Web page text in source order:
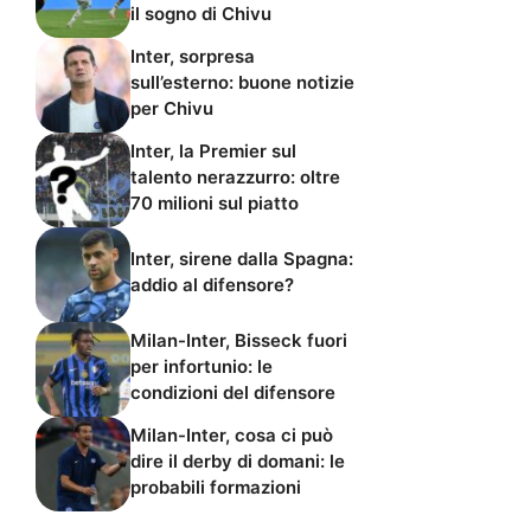
il sogno di Chivu
Inter, sorpresa
sull’esterno: buone notizie
per Chivu
Inter, la Premier sul
talento nerazzurro: oltre
70 milioni sul piatto
Inter, sirene dalla Spagna:
addio al difensore?
Milan-Inter, Bisseck fuori
per infortunio: le
condizioni del difensore
Milan-Inter, cosa ci può
dire il derby di domani: le
probabili formazioni